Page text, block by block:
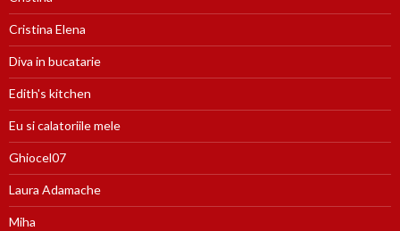
Cristina Elena
Diva in bucatarie
Edith's kitchen
Eu si calatoriile mele
Ghiocel07
Laura Adamache
Miha